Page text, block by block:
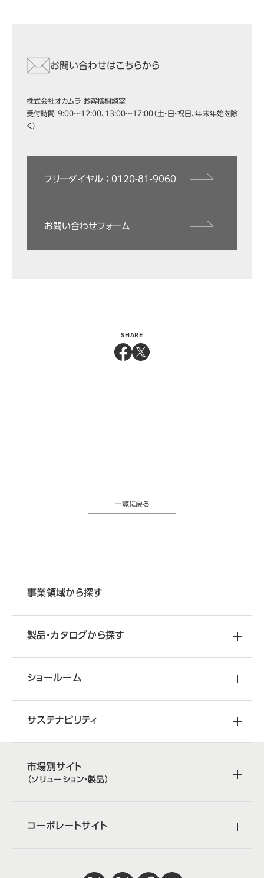
お問い合わせはこちらから
株式会社オカムラ お客様相談室
受付時間 9:00～12:00、13:00～17:00（土・日・祝日、年末年始を除
く）
フリーダイヤル ： 0120-81-9060
お問い合わせフォーム
SHARE
一覧に戻る
事業領域から探す
製品・カタログから探す
ショールーム
サステナビリティ
市場別サイト
（ソリューション・製品）
コーポレートサイト